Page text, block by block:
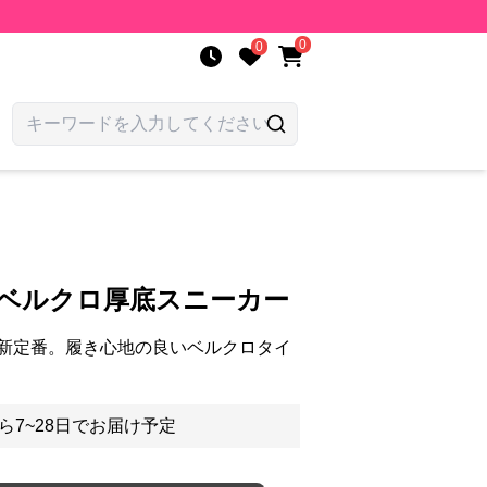
0 0
ルクロ厚底スニーカー
定番。履き心地の良いベルクロタイ
7~28日でお届け予定